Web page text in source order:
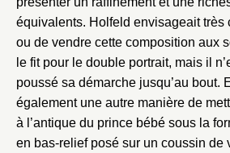
équivalents. Holfeld envisageait très
ou de vendre cette composition aux
le fit pour le double portrait, mais il
poussé sa démarche jusqu’au bout.
également une autre manière de
à l’antique du prince bébé sous la
en bas-relief posé sur un coussin de
Créer et ajouter